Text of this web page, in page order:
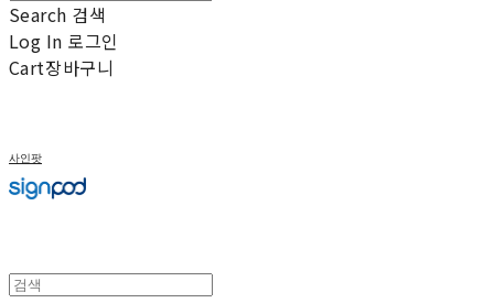
Search 검색
Log In 로그인
Cart장바구니
사인팟